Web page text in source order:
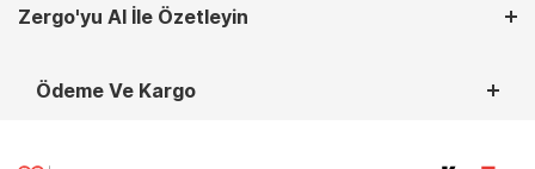
Zergo'yu AI İle Özetleyin
Ödeme Ve Kargo